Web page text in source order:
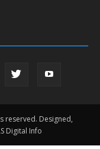
reserved. Designed,
Digital Info